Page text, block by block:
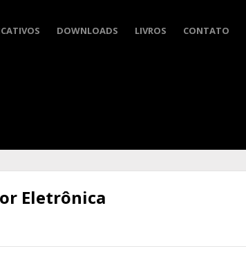
DOWNLOADS LIVROS CONTATO
Eletrônica